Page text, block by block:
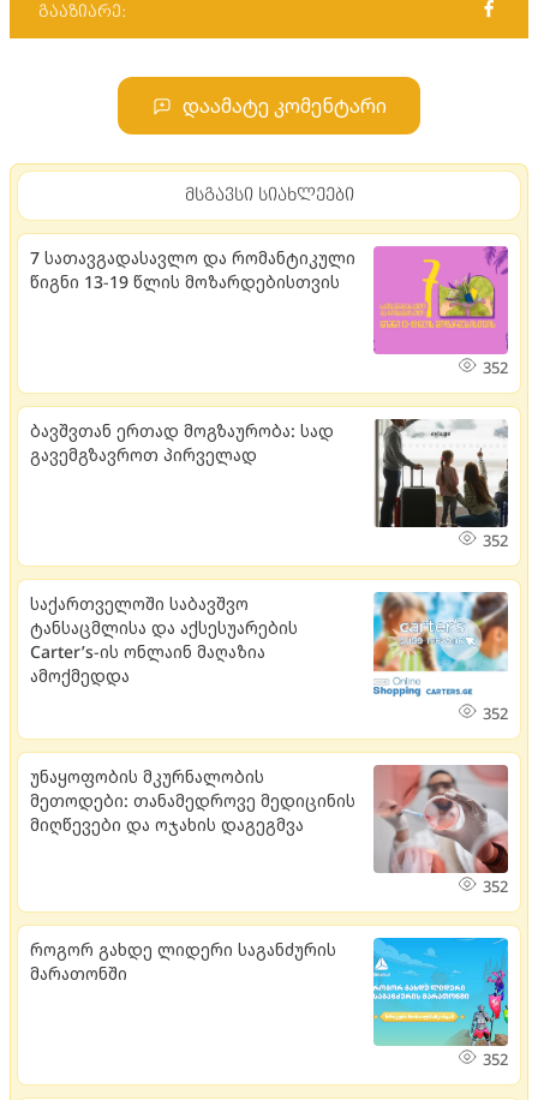
გააზიარე:
დაამატე კომენტარი
მსგავსი სიახლეები
7 სათავგადასავლო და რომანტიკული
წიგნი 13-19 წლის მოზარდებისთვის
352
ბავშვთან ერთად მოგზაურობა: სად
გავემგზავროთ პირველად
352
საქართველოში საბავშვო
ტანსაცმლისა და აქსესუარების
Carter’s-ის ონლაინ მაღაზია
ამოქმედდა
352
უნაყოფობის მკურნალობის
მეთოდები: თანამედროვე მედიცინის
მიღწევები და ოჯახის დაგეგმვა
352
როგორ გახდე ლიდერი საგანძურის
მარათონში
352